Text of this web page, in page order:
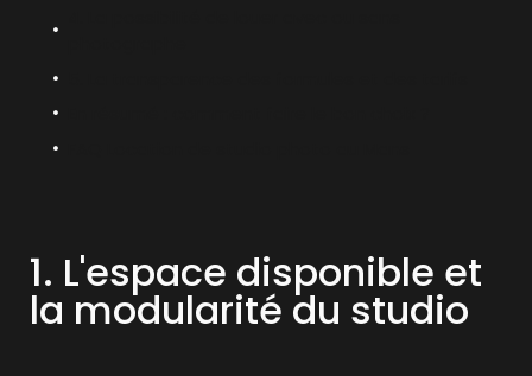
1. L'espace disponible et
la modularité du studio